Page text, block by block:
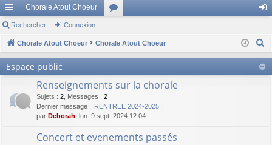
cc
ès
de
Chorale Atout Choeur
u ne
Rechercher Connexion
Chorale Atout Choeur Chorale Atout Choeur
Espace public
Renseignements sur la chorale
Sujets : 2 Messages : 2
Dernier message : RENTREE 2024-2025
par Deborah , lun. 9 sept. 2024 12:04
Concert et evenements passés